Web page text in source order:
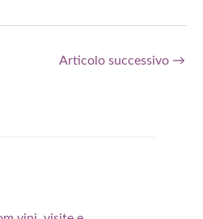
Articolo successivo →